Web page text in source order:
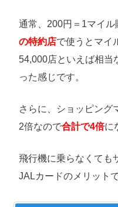
通常、200円＝1マイル
の特約店で使うとマイ
54,000店といえば相当
った感じです。
さらに、ショッピング
2倍なので合計で4倍に
飛行機に乗らなくても
JALカードのメリットで